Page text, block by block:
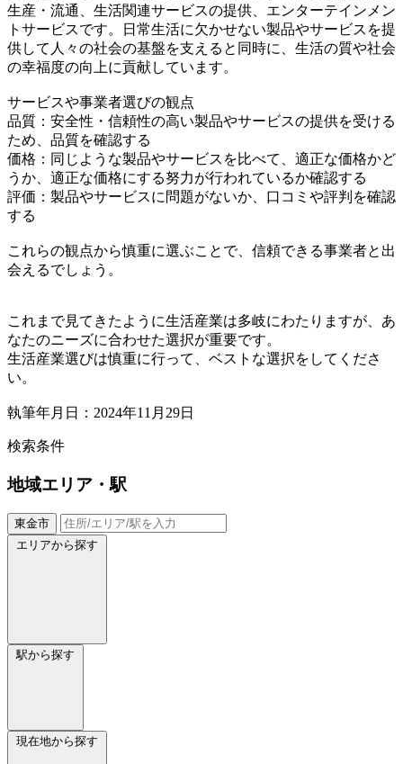
生産・流通、生活関連サービスの提供、エンターテインメン
トサービスです。日常生活に欠かせない製品やサービスを提
供して人々の社会の基盤を支えると同時に、生活の質や社会
の幸福度の向上に貢献しています。
サービスや事業者選びの観点
品質：安全性・信頼性の高い製品やサービスの提供を受ける
ため、品質を確認する
価格：同じような製品やサービスを比べて、適正な価格かど
うか、適正な価格にする努力が行われているか確認する
評価：製品やサービスに問題がないか、口コミや評判を確認
する
これらの観点から慎重に選ぶことで、信頼できる事業者と出
会えるでしょう。
これまで見てきたように生活産業は多岐にわたりますが、あ
なたのニーズに合わせた選択が重要です。
生活産業選びは慎重に行って、ベストな選択をしてくださ
い。
執筆年月日：2024年11月29日
検索条件
地域エリア・駅
東金市
エリアから探す
駅から探す
現在地から探す